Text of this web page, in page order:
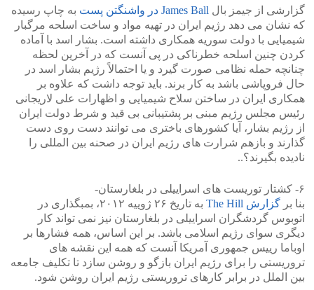
گزارشی از جیمز بال James Ball در واشنگتن پست
به چاپ رسیده
که نشان می دهد رژیم ایران در تهیه مواد و ساخت اسلحه مرگبار
شیمیایی با دولت سوریه همکاری داشته است. بشار اسد با آماده
کردن چنین اسلحه خطرناکی در پی آنست که در آخرین لحظه
چنانچه حمله نظامی صورت گیرد و یا احتمالاً رژیم بشار اسد در
حال فروپاشی باشد به کار برند. باید توجه داشت که علاوه بر
همکاری ایران در ساختن سلاح شیمیایی و اظهارات علی لاریجانی
رئیس مجلس رژیم مبنی بر پشتیبانی بی قید و شرط دولت ایران
از رژیم بشار، آیا کشورهای باختری می توانند دست روی دست
گذارند و بازهم شرارت های رژیم ایران در صحنه بین المللی را
نادیده بگیرند؟..
۶- کشتار توریست های اسراییلی در بلغارستان-
بنا بر گزارش The Hill
به تاریخ ۲۶ ژوییه ۲۰۱۲، بمبگذاری در
اتوبوس گردشگران اسراییلی در بلغارستان نیز نمی تواند کار
دیگری سوای رژیم اسلامی باشد. بر این اساس، همه فشارها بر
اوباما رییس جمهوری آمریکا آنست که همه این نقشه های
تروریستی را برای رژیم ایران بازگو و روشن سازد تا تکلیف جامعه
بین الملل در برابر کارهای تروریستی رژیم ایران روشن شود.